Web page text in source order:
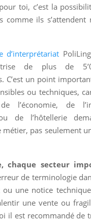
toi, c’est la
comme ils s’attendent
d’interprétariat
de plus de
C’est un point
ou techniques,
l’économie, de
de l’hôtellerie
métier, pas seulement
chaque secteur
de terminologie
une notice
une vente ou
il est recommandé de